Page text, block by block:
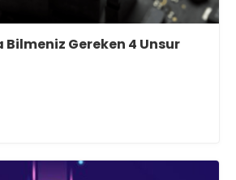
Bilmeniz Gereken 4 Unsur